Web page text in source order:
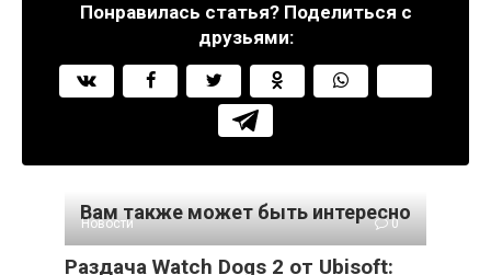
Понравилась статья? Поделиться с
друзьями:
Вам также может быть интересно
Новости 0
Раздача Watch Dogs 2 от Ubisoft: